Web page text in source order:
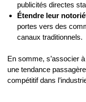
publicités directes
Étendre leur
portes vers des
canaux traditionnels.
En somme, s’associer
une tendance
compétitif dans